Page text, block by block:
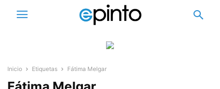
Inicio Etiquetas Fátima Melgar